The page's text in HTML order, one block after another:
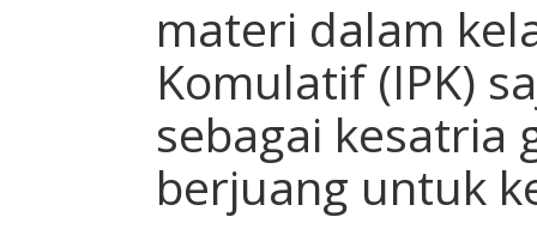
materi dalam
Komulatif (IPK)
sebagai kesatria
berjuang untuk